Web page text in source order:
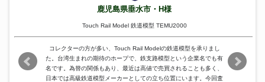
鹿児島県垂水市・H様
Touch Rail Model 鉄道模型 TEMU2000
コレクターの方が多い、Touch Rail Modelの鉄道模型を承りまし
た。台湾生まれの期待のホープで、鉄支路模型という企業名でも有
名です。為替の関係もあり、最近は高値で売買されることも多く、
日本では高級鉄道模型メーカーとしての立ち位置にいます。今回査